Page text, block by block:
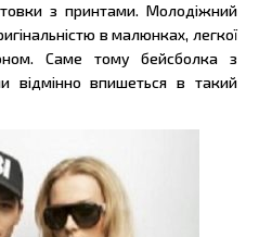
з принтами. Молодіжний
в малюнках, легкої
Саме тому бейсболка з
відмінно впишеться в такий